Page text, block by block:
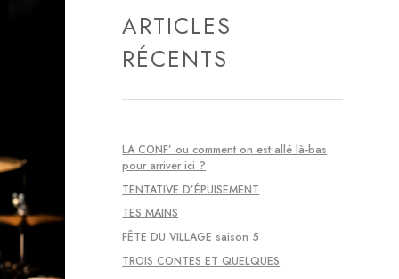
ARTICLES
RÉCENTS
LA CONF’ ou comment on est allé là-bas
pour arriver ici ?
TENTATIVE D’ÉPUISEMENT
TES MAINS
FÊTE DU VILLAGE saison 5
TROIS CONTES ET QUELQUES